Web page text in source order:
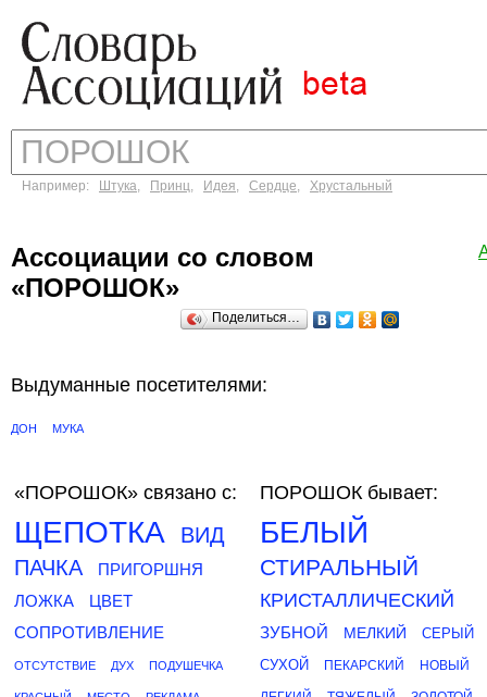
Например: Штука, Принц, Идея, Сердце, Хрустальный
Ассоциации со словом
«ПОРОШОК»
Поделиться…
Выдуманные посетителями:
ДОН МУКА
«ПОРОШОК» связано с:
ЩЕПОТКА
ВИД
ПАЧКА
ПРИГОРШНЯ
ЛОЖКА
ЦВЕТ
СОПРОТИВЛЕНИЕ
ОТСУТСТВИЕ ДУХ ПОДУШЕЧКА
ПОРОШОК бывает:
БЕЛЫЙ
СТИРАЛЬНЫЙ
КРИСТАЛЛИЧЕСКИЙ
ЗУБНОЙ МЕЛКИЙ
СЕРЫЙ
СУХОЙ
ПЕКАРСКИЙ НОВЫЙ